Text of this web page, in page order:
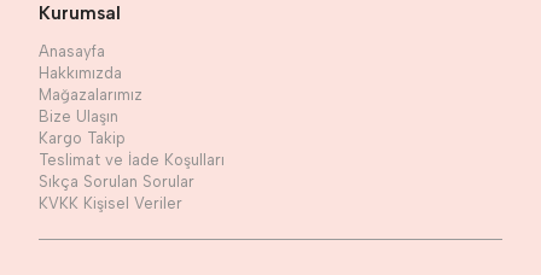
Kurumsal
Anasayfa
Hakkımızda
Mağazalarımız
Bize Ulaşın
Kargo Takip
Teslimat ve İade Koşulları
Sıkça Sorulan Sorular
KVKK Kişisel Veriler